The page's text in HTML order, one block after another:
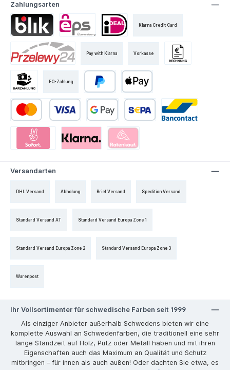
Zahlungsarten
Klarna Credit Card
Pay with Klarna Vorkasse
EC-Zahlung
Versandarten
DHL Versand Abholung Brief Versand Spedition Versand
Standard Versand AT Standard Versand Europa Zone 1
Standard Versand Europa Zone 2 Standard Versand Europa Zone 3
Warenpost
Ihr Vollsortimenter für schwedische Farben seit 1999
Als einziger Anbieter außerhalb Schwedens bieten wir eine
komplette Auswahl an Schwedenfarben, die traditionell eine sehr
lange Standzeit auf Holz, Putz oder Metall haben und mit ihren
Eigenschaften auch das Maximum an Qualität und Schutz
mitbringen – für innen als auch außen! Oder dachten Sie etwa, es